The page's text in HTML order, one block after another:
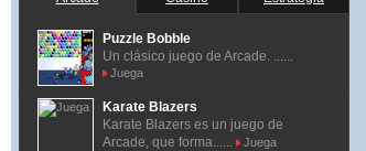
Puzzle Bobble
Un clásico juego de Arcade. ......
Juega
Karate Blazers
Karate Blazers es un juego de
Arcade, que forma......
Juega